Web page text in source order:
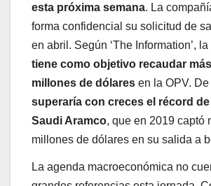
esta próxima semana. La
forma confidencial su solicitud de
en abril. Según ‘The Information’,
tiene como objetivo recaudar
millones de dólares en la OPV.
superaría con creces el récord
Saudi Aramco, que en 2019 captó
millones de dólares en su salida a
La agenda macroeconómica no